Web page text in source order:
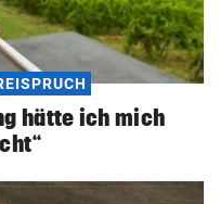
hätte ich mich